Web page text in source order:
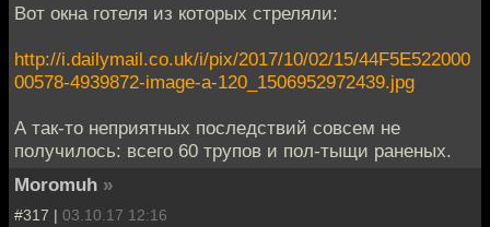
Вот окна готеля из которых стреляли:
http://i.dailymail.co.uk/i/pix/2017/10/02/15/44F5E522000
00578-4939872-image-a-120_1506952972439.jpg
А так-то неприятных последствий совсем не
получилось: всего 60 трупов и пол-тыщи раненых.
Moromuh »
#317 | 03.10.17 12:16